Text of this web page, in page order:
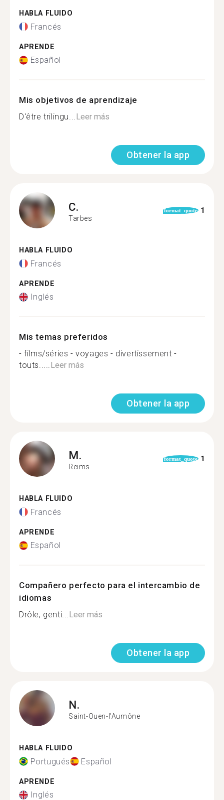
HABLA FLUIDO
Francés
APRENDE
Español
Mis objetivos de aprendizaje
D'être trilingu...Leer más
Obtener la app
C.
Tarbes
format_quote 1
HABLA FLUIDO
Francés
APRENDE
Inglés
Mis temas preferidos
- films/séries - voyages - divertissement -
touts.....Leer más
Obtener la app
M.
Reims
format_quote 1
HABLA FLUIDO
Francés
APRENDE
Español
Compañero perfecto para el intercambio de
idiomas
Drôle, genti...Leer más
Obtener la app
N.
Saint-Ouen-l'Aumône
HABLA FLUIDO
Portugués Español
APRENDE
Inglés